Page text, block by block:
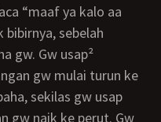
sebelah
gw. Gw usap²
gw mulai turun ke
sekilas gw usap
gw naik ke perut. Gw